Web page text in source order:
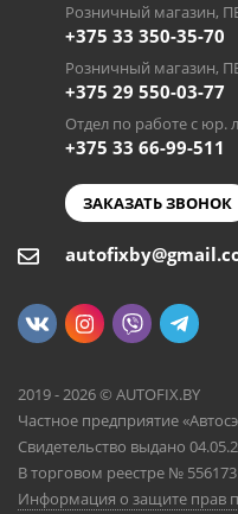
Розничный магазин,
+375 33 350-35-70
Розничный магазин,
+375 29 550-03-77
Отдел по работе с юр.
+375 33 66-99-511
ЗАКАЗАТЬ ЗВОНОК
2019 - 2026 © AUTOFIX.BY
Частное предприятие
Свидетельство выдано
В торговом реестре № 556173
Информация о защите прав